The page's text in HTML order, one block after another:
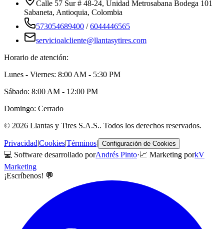
Calle 57 Sur # 48-24, Unidad Metrosabana Bodega 101
Sabaneta, Antioquia, Colombia
573054689400 /6044446565
servicioalcliente@llantasytires.com
Horario de atención:
Lunes - Viernes: 8:00 AM - 5:30 PM
Sábado: 8:00 AM - 12:00 PM
Domingo: Cerrado
© 2026 Llantas y Tires S.A.S.. Todos los derechos reservados.
Privacidad|Cookies|Términos| Configuración de Cookies
💻 Software desarrollado porAndrés Pinto·📈 Marketing porkV
Marketing
¡Escríbenos! 💬